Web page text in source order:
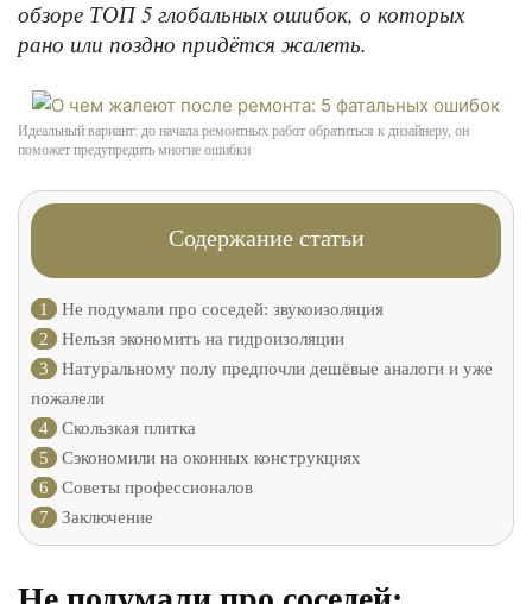
обзоре ТОП 5 глобальных ошибок, о которых
рано или поздно придётся жалеть.
Идеальный вариант: до начала ремонтных работ обратиться к дизайнеру, он
поможет предупредить многие ошибки
Содержание статьи
1
Не подумали про соседей: звукоизоляция
2
Нельзя экономить на гидроизоляции
3
Натуральному полу предпочли дешёвые аналоги и уже
пожалели
4
Скользкая плитка
5
Сэкономили на оконных конструкциях
6
Советы профессионалов
7
Заключение